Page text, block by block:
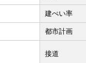
建ぺい率
都市計画
接道